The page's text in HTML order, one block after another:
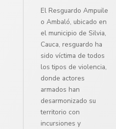
El Resguardo Ampuile
o Ambaló, ubicado en
el municipio de Silvia,
Cauca, resguardo ha
sido víctima de todos
los tipos de violencia,
donde actores
armados han
desarmonizado su
territorio con
incursiones y